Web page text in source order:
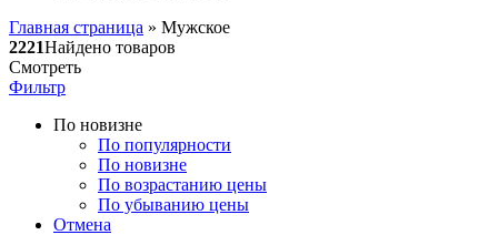
Главная страница » Мужское
2221Найдено товаров
Смотреть
Фильтр
По новизне
По популярности
По новизне
По возрастанию цены
По убыванию цены
Отмена